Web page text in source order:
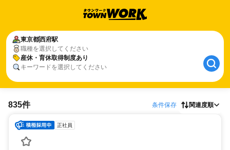
東京都西府駅
職種を選択してください
産休・育休取得制度あり
キーワードを選択してください
835件 条件保存 関連度順
正社員